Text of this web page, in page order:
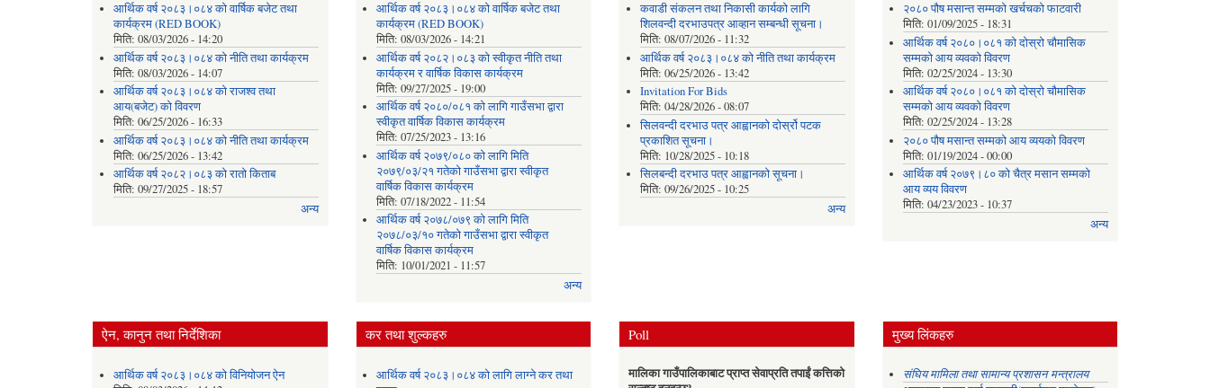
आर्थिक वर्ष २०८३।०८४ को वार्षिक बजेट तथा
कार्यक्रम (RED BOOK)
मिति: 08/03/2026 - 14:20
आर्थिक वर्ष २०८३।०८४ को नीति तथा कार्यक्रम
मिति: 08/03/2026 - 14:07
आर्थिक वर्ष २०८३।०८४ को राजश्व तथा
आय(बजेट) को विवरण
मिति: 06/25/2026 - 16:33
आर्थिक वर्ष २०८३।०८४ को नीति तथा कार्यक्रम
मिति: 06/25/2026 - 13:42
आर्थिक वर्ष २०८२।०८३ को रातो किताब
मिति: 09/27/2025 - 18:57
अन्य
आर्थिक वर्ष २०८३।०८४ को वार्षिक बजेट तथा
कार्यक्रम (RED BOOK)
मिति:08/03/2026 - 14:21
आर्थिक वर्ष २०८२।०८३ को स्वीकृत नीति तथा
कार्यक्रम र वार्षिक विकास कार्यक्रम
मिति:09/27/2025 - 19:00
आर्थिक वर्ष २०८०/०८१ को लागि गाउँसभा द्वारा
स्वीकृत वार्षिक विकास कार्यक्रम
मिति:07/25/2023 - 13:16
आर्थिक वर्ष २०७९/०८० को लागि मिति
२०७९/०३/२१ गतेको गाउँसभा द्वारा स्वीकृत
वार्षिक विकास कार्यक्रम
मिति:07/18/2022 - 11:54
आर्थिक वर्ष २०७८/०७९ को लागि मिति
२०७८/०३/१० गतेको गाउँसभा द्वारा स्वीकृत
वार्षिक विकास कार्यक्रम
मिति: 10/01/2021 - 11:57
अन्य
कवाडी संकलन तथा निकासी कार्यको लागि
शिलवन्दी दरभाउपत्र आव्हान सम्बन्धी सूचना।
मिति: 08/07/2026 - 11:32
आर्थिक वर्ष २०८३।०८४ को नीति तथा कार्यक्रम
मिति: 06/25/2026 - 13:42
Invitation For Bids
मिति: 04/28/2026 - 08:07
सिलवन्दी दरभाउ पत्र आह्वानको दोर्स्रो पटक
प्रकाशित सूचना।
मिति: 10/28/2025 - 10:18
सिलबन्दी दरभाउ पत्र आह्वानको सूचना।
मिति: 09/26/2025 - 10:25
अन्य
२०८० पौष मसान्त सम्मको खर्चचको फाटवारी
मिति:01/09/2025 - 18:31
आर्थिक वर्ष २०८०।०८१ को दोस्रो चौमासिक
सम्मको आय व्यवको विवरण
मिति:02/25/2024 - 13:30
आर्थिक वर्ष २०८०।०८१ को दोस्रो चौमासिक
सम्मको आय व्यवको विवरण
मिति:02/25/2024 - 13:28
२०८० पौष मसान्त सम्मको आय व्ययको विवरण
मिति:01/19/2024 - 00:00
आर्थिक वर्ष २०७९।८० को चैत्र मसान सम्मको
आय व्यय विवरण
मिति:04/23/2023 - 10:37
अन्य
ऐन, कानुन तथा निर्देशिका
आर्थिक वर्ष २०८३।०८४ को विनियोजन ऐन
कर तथा शुल्कहरु
आर्थिक वर्ष २०८३।०८४ को लागि लाग्ने कर तथा
Poll
मालिका गाउँपालिकाबाट प्राप्त सेवाप्रति तपाईं कत्तिको
मुख्य लिंकहरु
संघिय मामिला तथा सामान्य प्रशासन मन्त्रालय